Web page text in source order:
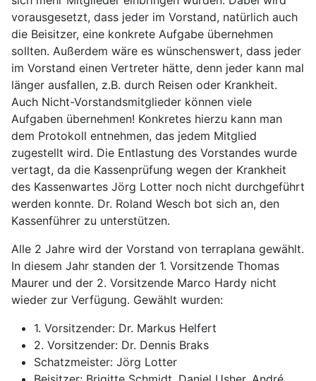
vorausgesetzt, dass jeder im Vorstand, natürlich auch
die Beisitzer, eine konkrete Aufgabe übernehmen
sollten. Außerdem wäre es wünschenswert, dass jeder
im Vorstand einen Vertreter hätte, denn jeder kann mal
länger ausfallen, z.B. durch Reisen oder Krankheit.
Auch Nicht-Vorstandsmitglieder können viele
Aufgaben übernehmen! Konkretes hierzu kann man
dem Protokoll entnehmen, das jedem Mitglied
zugestellt wird. Die Entlastung des Vorstandes wurde
vertagt, da die Kassenprüfung wegen der Krankheit
des Kassenwartes Jörg Lotter noch nicht durchgeführt
werden konnte. Dr. Roland Wesch bot sich an, den
Kassenführer zu unterstützen.
Alle 2 Jahre wird der Vorstand von terraplana gewählt.
In diesem Jahr standen der 1. Vorsitzende Thomas
Maurer und der 2. Vorsitzende Marco Hardy nicht
wieder zur Verfügung. Gewählt wurden:
1. Vorsitzender: Dr. Markus Helfert
2. Vorsitzender: Dr. Dennis Braks
Schatzmeister: Jörg Lotter